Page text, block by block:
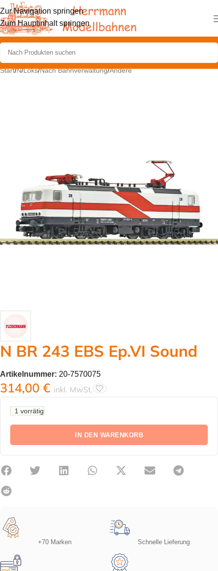
Zur Navigation springen
Zum Hauptinhalt springen
Start/N/Loks/Nach Bahnverwaltung/Andere
N BR 243 EBS Ep.VI Sound
Artikelnummer: 20-7570075
314,00 € inkl. MwSt.
1 vorrätig
IN DEN WARENKORB
+70 Marken Schnelle Lieferung